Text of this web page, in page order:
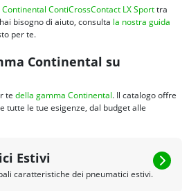
Continental ContiCrossContact LX Sporttra
bisogno di aiuto, consulta la nostra guida
per te.
Continental su
te della gamma Continental. Il catalogo offre
tutte le tue esigenze, dal budget alle
Estivi
caratteristiche dei pneumatici estivi.